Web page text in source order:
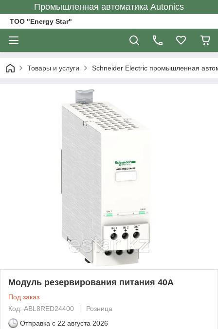
Промышленная автоматика Autonics
ТОО "Energy Star"
Товары и услуги Schneider Electric промышленная
Модуль резервирования питания 40А
Под заказ
Код: ABL8RED24400
Розница
Отправка с 22 августа 2026